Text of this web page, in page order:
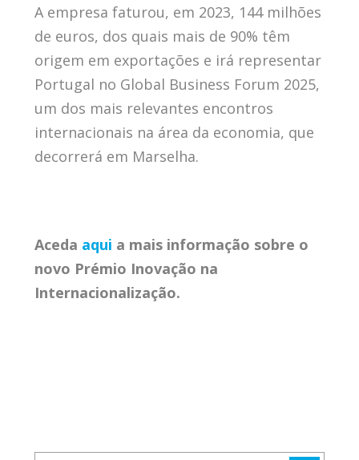
A empresa faturou, em 2023, 144 milhões
de euros, dos quais mais de 90% têm
origem em exportações e irá representar
Portugal no Global Business Forum 2025,
um dos mais relevantes encontros
internacionais na área da economia, que
decorrerá em Marselha.
Aceda aqui a mais informação sobre o
novo Prémio Inovação na
Internacionalização.